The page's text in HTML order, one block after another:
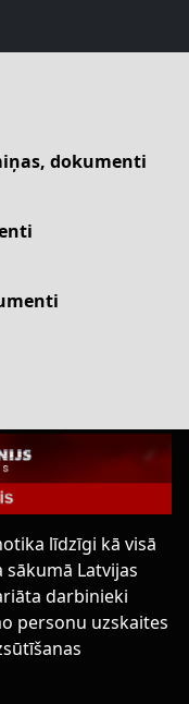
dokumenti
līdzīgi kā visā
Latvijas
darbinieki
personu uzskaites